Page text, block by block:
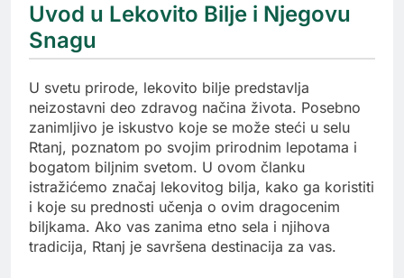
Uvod u Lekovito Bilje i Njegovu
Snagu
U svetu prirode, lekovito bilje predstavlja
neizostavni deo zdravog načina života. Posebno
zanimljivo je iskustvo koje se može steći u selu
Rtanj, poznatom po svojim prirodnim lepotama i
bogatom biljnim svetom. U ovom članku
istražićemo značaj lekovitog bilja, kako ga koristiti
i koje su prednosti učenja o ovim dragocenim
biljkama. Ako vas zanima etno sela i njihova
tradicija, Rtanj je savršena destinacija za vas.